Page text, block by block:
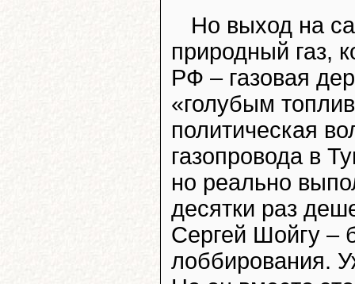
Но выход на
природный газ,
РФ – газовая
«голубым
политическая
газопровода в
но реально
десятки раз
Сергей Шойгу –
лоббирования.